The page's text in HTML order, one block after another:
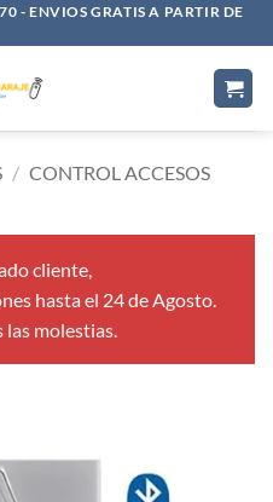
- ENVIOS GRATIS A PARTIR DE
/ CONTROL ACCESOS
cliente,
hasta el 24 de Agosto.
las molestias.